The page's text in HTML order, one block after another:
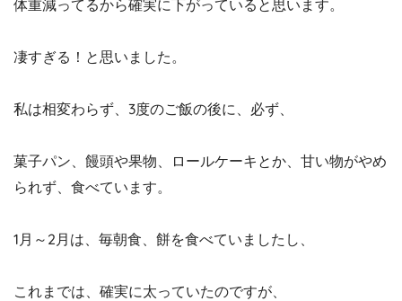
体重減ってるから確実に下がっていると思います。
凄すぎる！と思いました。
私は相変わらず、3度のご飯の後に、必ず、
菓子パン、饅頭や果物、ロールケーキとか、甘い物がやめ
られず、食べています。
1月～2月は、毎朝食、餅を食べていましたし、
これまでは、確実に太っていたのですが、